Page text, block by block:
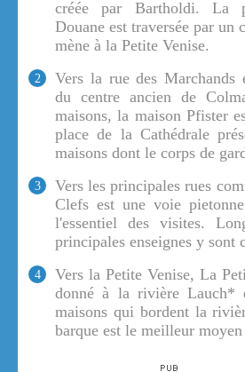
créée par Bartholdi. La
Douane est traversée par un
mène à la Petite Venise.
2
Vers la rue des Marchands
du centre ancien de
maisons, la maison Pfister
place de la Cathédrale
maisons dont le corps de
3
Vers les principales rues
Clefs est une voie
l'essentiel des visites.
principales enseignes y sont
4
Vers la Petite Venise, La
donné à la rivière Lauch*
maisons qui bordent la
barque est le meilleur